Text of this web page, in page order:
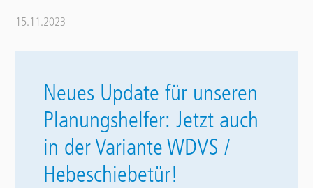
15.11.2023
Neues Update für unseren
Planungshelfer: Jetzt auch
in der Variante WDVS /
Hebeschiebetür!